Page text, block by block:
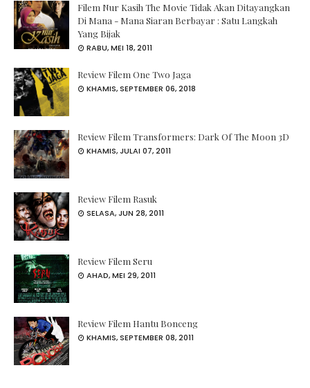
Filem Nur Kasih The Movie Tidak Akan Ditayangkan
Di Mana - Mana Siaran Berbayar : Satu Langkah
Yang Bijak
RABU, MEI 18, 2011
Review Filem One Two Jaga
KHAMIS, SEPTEMBER 06, 2018
Review Filem Transformers: Dark Of The Moon 3D
KHAMIS, JULAI 07, 2011
Review Filem Rasuk
SELASA, JUN 28, 2011
Review Filem Seru
AHAD, MEI 29, 2011
Review Filem Hantu Bonceng
KHAMIS, SEPTEMBER 08, 2011